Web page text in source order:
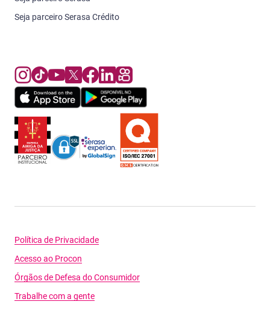
Seja parceiro Serasa Crédito
Política de Privacidade
Acesso ao Procon
Órgãos de Defesa do Consumidor
Trabalhe com a gente